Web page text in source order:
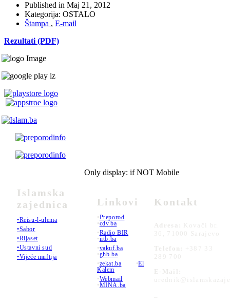
Published in Maj 21, 2012
Kategorija: OSTALO
Štampa , E-mail
Rezultati (PDF)
Islamska
zajednica
•Reisu-l-ulema
•Sabor
•Rijaset
•Ustavni sud
•Vijeće muftija
Only display: if NOT Mobile
Linkovi
•Preporod
•cdv.ba
•Radio BIR
•iitb.ba
•vakuf.ba
•ghb.ba
•zekat.ba •El
Kalem
•Webmail
•MINA.ba
Kontakt
Adresa:
Kovači br.
36, 71000 Sarajevo
Telefon:
+387 33
289 700
E-Mail: